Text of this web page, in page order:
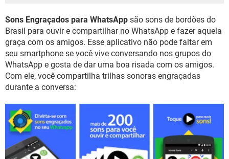
INSTAGRAM GMAIL
Sons Engraçados para WhatsApp são sons de bordões do
Brasil para ouvir e compartilhar no WhatsApp e fazer aquela
graça com os amigos. Esse aplicativo não pode faltar em
seu smartphone se você vive conversando nos grupos do
WhatsApp e gosta de dar uma boa risada com os amigos.
Com ele, você compartilha trilhas sonoras engraçadas
durante a conversa: